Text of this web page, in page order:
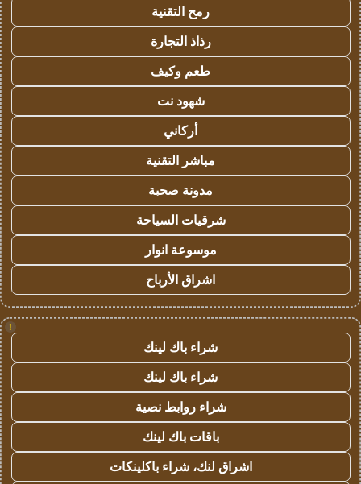
رمح التقنية
رذاذ التجارة
طعم وكيف
شهود نت
أركاني
مباشر التقنية
مدونة صحبة
شرقيات السياحة
موسوعة انوار
اشراق الأرباح
!
شراء باك لينك
شراء باك لينك
شراء روابط نصية
باقات باك لينك
اشراق لنك، شراء باكلينكات